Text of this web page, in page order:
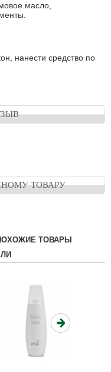
масло,
нанести средство по
ТОВАРУ
ТОВАРЫ